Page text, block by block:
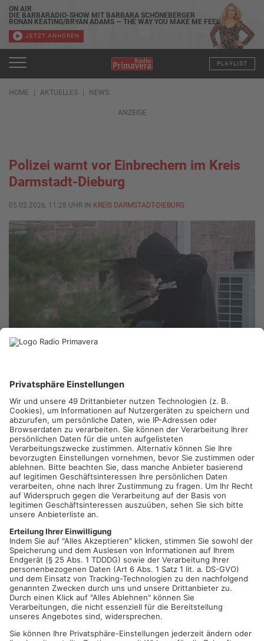
ON AIR
DIE BARBARADIO-SHOW MIT BARBARA SCHÖNEBERGER
RONAN KEATING/BRYAN ADAMS — THE WAY YOU MAKE ME FEEL
JETZT ANHÖREN
PLAYLIST
HOME AKTUELLES NEWS
ANZEIGE
Polizei warnt vor Einbrechern im Kreis
Darmstadt-Dieburg
05.02.2026, 11:28 UHR IN KREIS DARMSTADT-DIEBURG
KREIS DARMSTADT-DIEBURG.Im Kreis Darmstadt-Dieburg
warnt die Polizei jetzt vor Einbrechern. In den letzten Tagen
kam es mehrfach zu Einbrüchen, darunter auch in
Babenhausen-Sickenhofen. Die Täter brachen die Tür eines
Einfamilienhauses auf, durchwühlten die Räume und nahmen
Schmuck mit. Der Schaden ist noch unklar. Zeugen sollen sich
bei den Ermittlern melden. Die Beamten appellieren außerdem
an die Anwohner, bei Abwesenheit Türen und Fenster zu
schließen und Schlüssel nicht draußen zu verstecken.
Artikel teilen
ANZEIGE